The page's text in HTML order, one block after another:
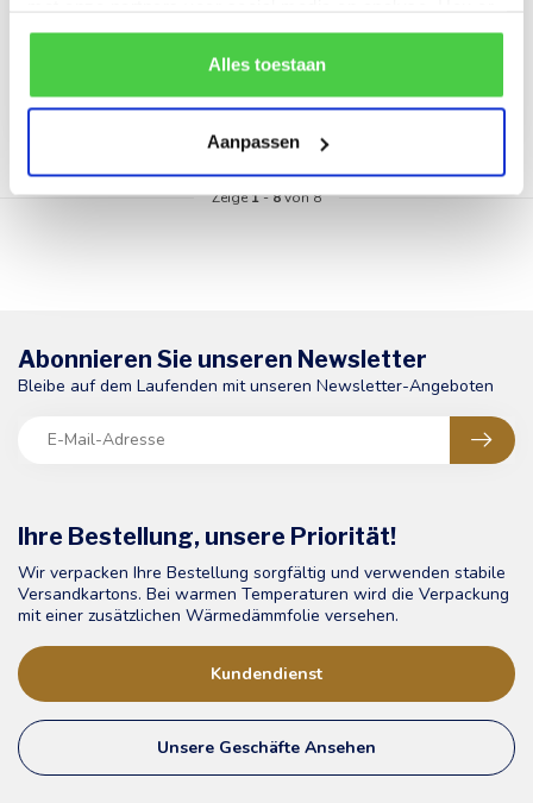
rekening mee dat als je bepaalde cookies blokkeert, het
de correcte werking van de website kan verstoren.
Alles toestaan
Aanpassen
Nachricht, die über ein
Etikett auf der Rückseite
€1,00
Nachricht auf der Rückseite
wunderbare...
€1,00
Zeige1-8von 8
Ihre Bestellung, unsere Priorität!
Wir verpacken Ihre Bestellung sorgfältig und verwenden stabile
Versandkartons. Bei warmen Temperaturen wird die Verpackung
mit einer zusätzlichen Wärmedämmfolie versehen.
Kundendienst
Unsere Geschäfte Ansehen
Abonnieren Sie unseren Newsletter
Bleibe auf dem Laufenden mit unseren Newsletter-Angeboten